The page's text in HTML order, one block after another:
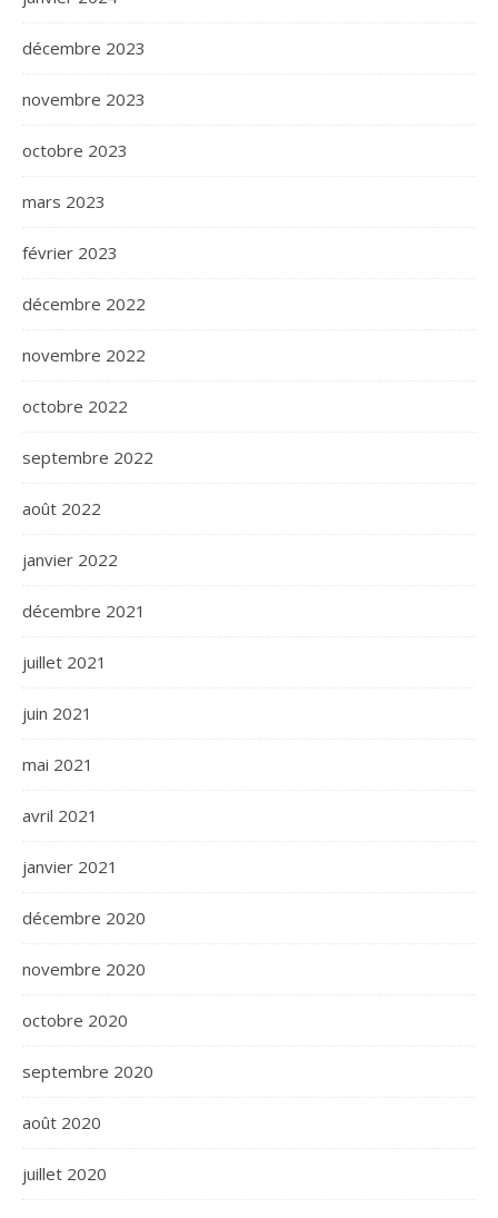
décembre 2023
novembre 2023
octobre 2023
mars 2023
février 2023
décembre 2022
novembre 2022
octobre 2022
septembre 2022
août 2022
janvier 2022
décembre 2021
juillet 2021
juin 2021
mai 2021
avril 2021
janvier 2021
décembre 2020
novembre 2020
octobre 2020
septembre 2020
août 2020
juillet 2020